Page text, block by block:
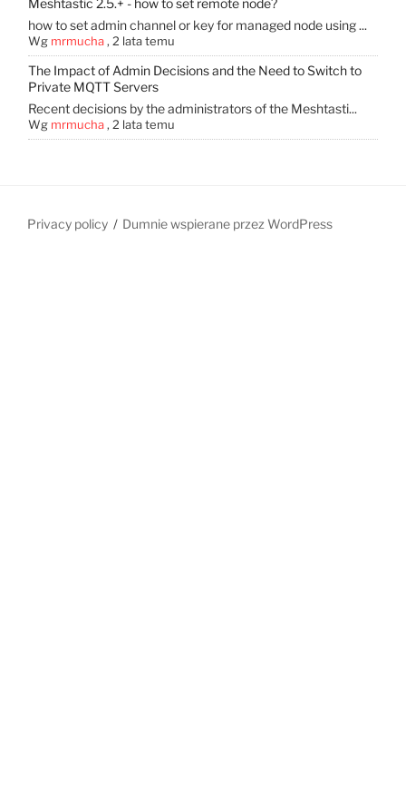
Meshtastic 2.5.+ - how to set remote node?
how to set admin channel or key for managed node using ...
Wg mrmucha, 2 lata temu
The Impact of Admin Decisions and the Need to Switch to
Private MQTT Servers
Recent decisions by the administrators of the Meshtasti...
Wg mrmucha, 2 lata temu
Privacy policy Dumnie wspierane przez WordPress